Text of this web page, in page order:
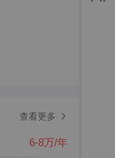
查看更多
6-8万/年